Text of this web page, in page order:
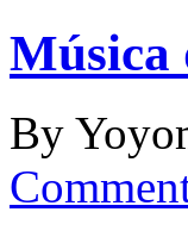
Música
By